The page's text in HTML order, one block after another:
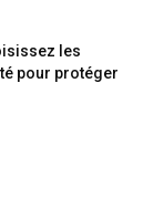
les
pour protéger